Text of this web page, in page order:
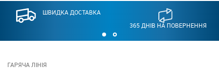
ШВИДКА ДОСТАВКА
365 ДНІВ НА ПОВЕРНЕННЯ
ГАРЯЧА ЛІНІЯ